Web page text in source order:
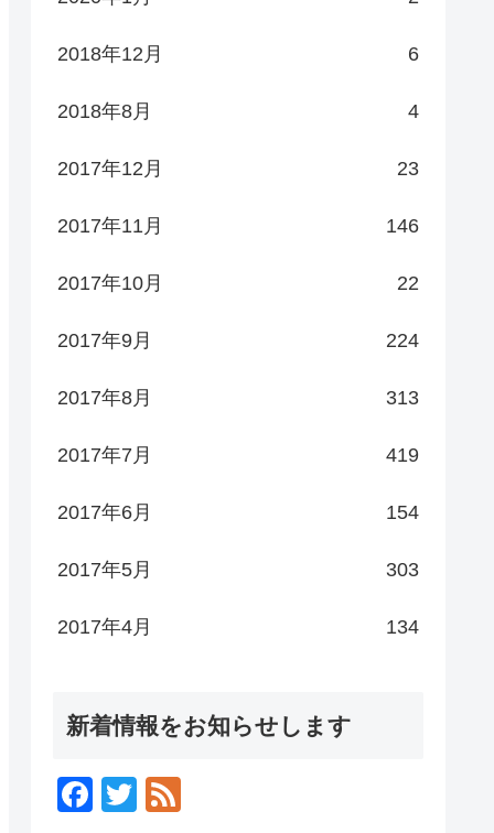
2018年12月 6
2018年8月 4
2017年12月 23
2017年11月 146
2017年10月 22
2017年9月 224
2017年8月 313
2017年7月 419
2017年6月 154
2017年5月 303
2017年4月 134
新着情報をお知らせします
F
T